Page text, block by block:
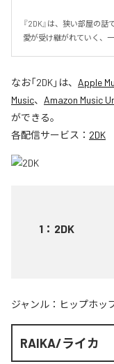
『2DK』は、狭い部屋の話
愛が受け継がれていく、
なお「2DK」は、 Apple
Music、 Amazon Music
ができる。
各配信サービス： 2DK
1 ： 2DK
ジャンル： ヒップホッ
RAIKA/ライカ